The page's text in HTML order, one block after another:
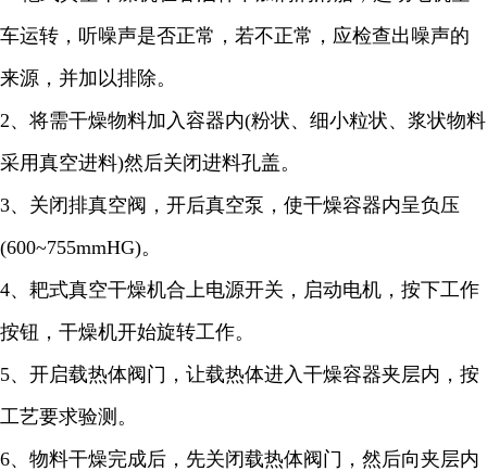
车运转，听噪声是否正常，若不正常，应检查出噪声的
来源，并加以排除。
2、将需干燥物料加入容器内(粉状、细小粒状、浆状物料
采用真空进料)然后关闭进料孔盖。
3、关闭排真空阀，开后真空泵，使干燥容器内呈负压
(600~755mmHG)。
4、耙式真空干燥机合上电源开关，启动电机，按下工作
按钮，干燥机开始旋转工作。
5、开启载热体阀门，让载热体进入干燥容器夹层内，按
工艺要求验测。
6、物料干燥完成后，先关闭载热体阀门，然后向夹层内